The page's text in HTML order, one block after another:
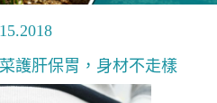
護肝保胃，身材不走樣